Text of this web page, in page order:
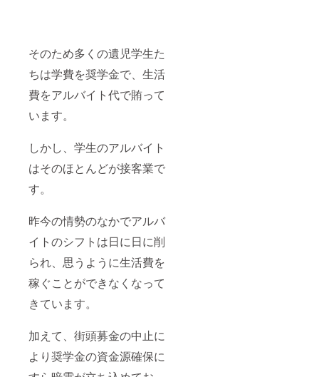
そのため多くの遺児学生た
ちは学費を奨学金で、生活
費をアルバイト代で賄って
います。
しかし、学生のアルバイト
はそのほとんどが接客業で
す。
昨今の情勢のなかでアルバ
イトのシフトは日に日に削
られ、思うように生活費を
稼ぐことができなくなって
きています。
加えて、街頭募金の中止に
より奨学金の資金源確保に